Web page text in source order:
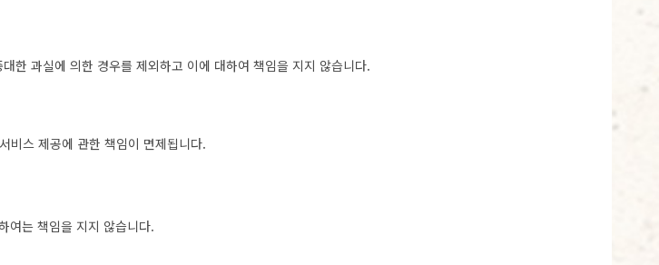
한 과실에 의한 경우를 제외하고 이에 대하여 책임을 지지 않습니다.
비스 제공에 관한 책임이 면제됩니다.
여는 책임을 지지 않습니다.